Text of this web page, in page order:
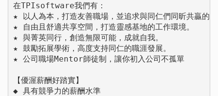
在TPIsoftware我們有：
★ 以人為本，打造友善職場，並追求與同仁們同昕共贏的
★ 自由且舒適共享空間，打造靈感基地的工作環境。
★ 與菁英同行，創造無限可能，成就自我。
★ 鼓勵拓展學術，高度支持同仁的職涯發展。
★ 公司職場Mentor師徒制，讓你初入公司不孤單
【優渥薪酬好踏實】
◆ 具有競爭力的薪酬水準